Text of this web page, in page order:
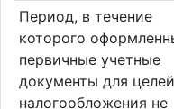
Период, в течение
которого
первичные учетные
документы для целей
налогообложения не